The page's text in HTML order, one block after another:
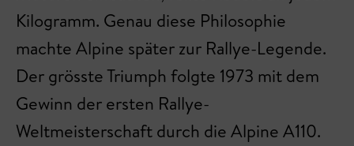
Kilogramm. Genau diese Philosophie
machte Alpine später zur Rallye-Legende.
Der grösste Triumph folgte 1973 mit dem
Gewinn der ersten Rallye-
Weltmeisterschaft durch die Alpine A110.